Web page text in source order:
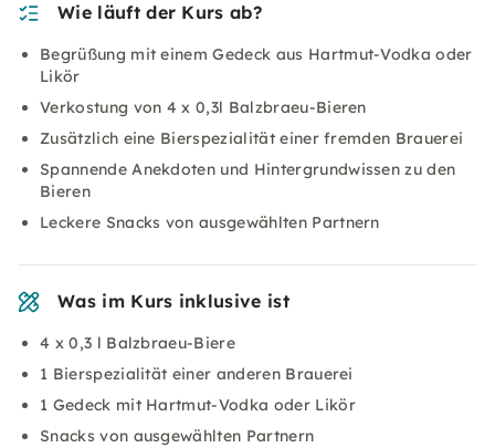
Wie läuft der Kurs ab?
Begrüßung mit einem Gedeck aus Hartmut-Vodka oder
Likör
Verkostung von 4 x 0,3l Balzbraeu-Bieren
Zusätzlich eine Bierspezialität einer fremden Brauerei
Spannende Anekdoten und Hintergrundwissen zu den
Bieren
Leckere Snacks von ausgewählten Partnern
Was im Kurs inklusive ist
4 x 0,3 l Balzbraeu-Biere
1 Bierspezialität einer anderen Brauerei
1 Gedeck mit Hartmut-Vodka oder Likör
Snacks von ausgewählten Partnern